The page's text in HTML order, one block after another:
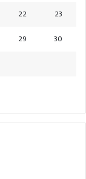
22
23
29
30